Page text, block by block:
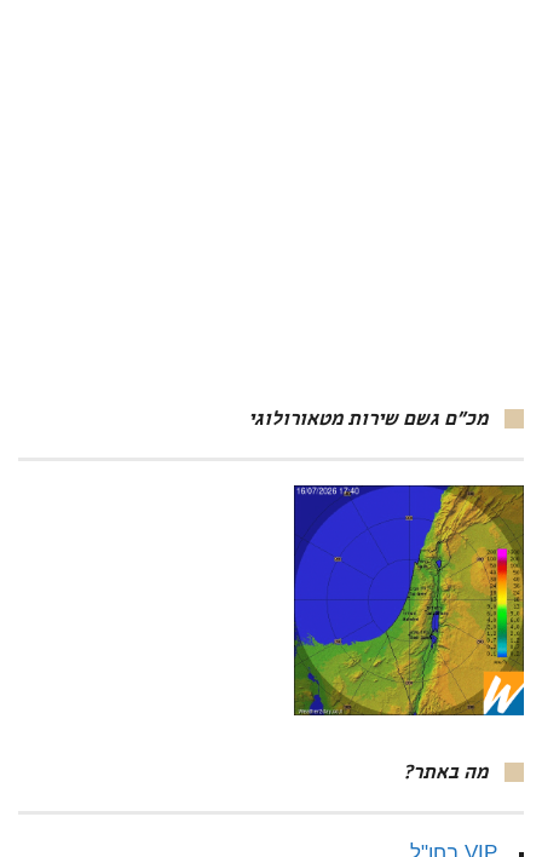
מכ"ם גשם שירות מטאורולוגי
מה באתר?